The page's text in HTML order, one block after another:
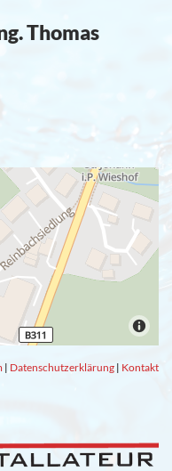
Thomas
| Datenschutzerklärung | Kontakt